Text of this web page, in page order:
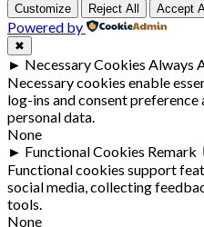
Customize Reject All Accept
Powered by
✖
► Necessary Cookies Always
Necessary cookies enable
log-ins and consent
personal data.
None
► Functional Cookies Remark
Functional cookies support
social media, collecting
tools.
None